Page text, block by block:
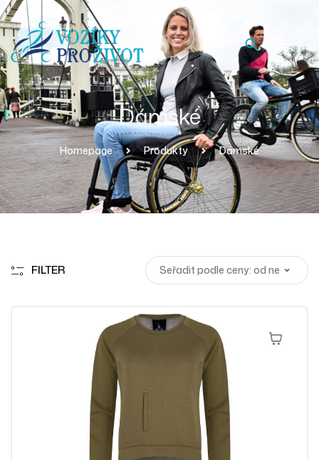
Dámské
Homepage Produkty Dámské
FILTER
Výběr